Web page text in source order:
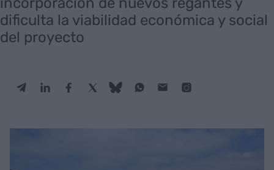
dificulta la viabilidad económica y social
del proyecto